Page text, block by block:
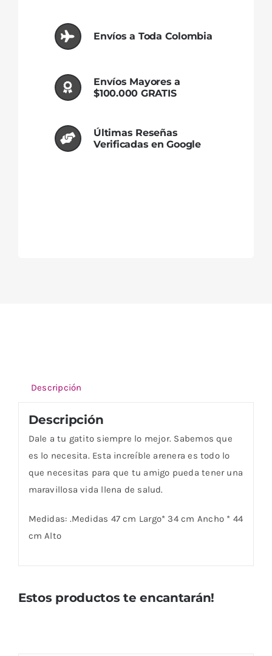
Envíos a Toda Colombia
Envíos Mayores a
$100.000 GRATIS
Últimas Reseñas
Verificadas en Google
Descripción
Descripción
Dale a tu gatito siempre lo mejor. Sabemos que
es lo necesita. Esta increíble arenera es todo lo
que necesitas para que tu amigo pueda tener una
maravillosa vida llena de salud.
Medidas: .Medidas 47 cm Largo* 34 cm Ancho * 44
cm Alto
Estos productos te encantarán!